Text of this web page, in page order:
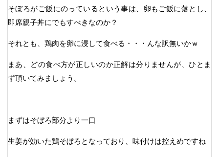
そぼろがご飯にのっているという事は、卵もご飯に落とし、
即席親子丼にでもすべきなのか？
それとも、鶏肉を卵に浸して食べる・・・んな訳無いかｗ
まあ、どの食べ方が正しいのか正解は分りませんが、ひとま
ず頂いてみましょう。
まずはそぼろ部分より一口
生姜が効いた鶏そぼろとなっており、味付けは控えめですね